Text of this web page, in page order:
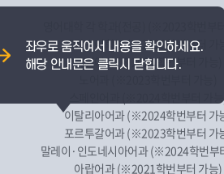
프랑스어학부 (※2023학번부터 가
독일어과 (※2024학번부터 가능)
스페인어과 (※2024학번부터 가
이탈리아어과 (※2024학번부터 가
포르투갈어과 (※2023학번부터 가
말레이·인도네시아어과 (※2024학번부
아랍어과 (※2021학번부터 가능)